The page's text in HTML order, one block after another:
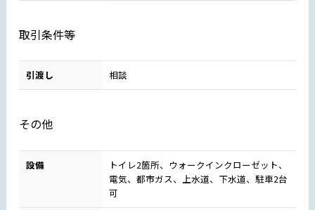
取引条件等
引渡し 相談
その他
設備
トイレ2箇所、ウォークインクローゼット、
電気、都市ガス、上水道、下水道、駐車2台
可